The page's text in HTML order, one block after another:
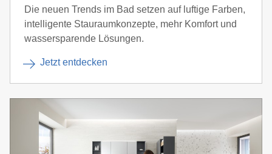
Die neuen Trends im Bad setzen auf luftige Farben,
intelligente Stauraumkonzepte, mehr Komfort und
wassersparende Lösungen.
Jetzt entdecken